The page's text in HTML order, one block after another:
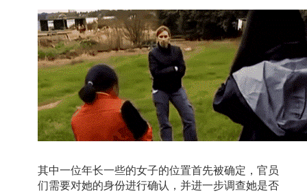
其中一位年长一些的女子的位置首先被确定，官员
们需要对她的身份进行确认，并进一步调查她是否